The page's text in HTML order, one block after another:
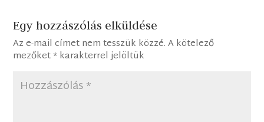
Egy hozzászólás elküldése
Az e-mail címet nem tesszük közzé. A kötelező
mezőket*karakterrel jelöltük